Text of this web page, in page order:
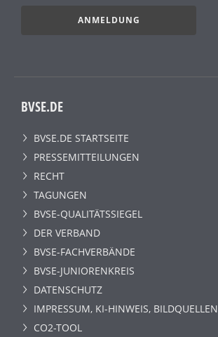
ANMELDUNG
BVSE.DE
BVSE.DE STARTSEITE
PRESSEMITTEILUNGEN
RECHT
TAGUNGEN
BVSE-QUALITÄTSSIEGEL
DER VERBAND
BVSE-FACHVERBÄNDE
BVSE-JUNIORENKREIS
DATENSCHUTZ
IMPRESSUM, KI-HINWEIS, BILDQUELLEN
CO2-TOOL